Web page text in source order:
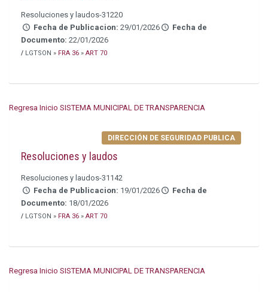
Resoluciones y laudos-31220
Fecha de Publicacion:29/01/2026
Fecha de
Documento: 22/01/2026
/ LGTSON » FRA 36 » ART 70
Regresa Inicio SISTEMA MUNICIPAL DE TRANSPARENCIA
DIRECCIÓN DE SEGURIDAD PUBLICA
Resoluciones y laudos
Resoluciones y laudos-31142
Fecha de Publicacion: 19/01/2026
Fecha de
Documento: 18/01/2026
/ LGTSON » FRA 36 » ART 70
Regresa Inicio SISTEMA MUNICIPAL DE TRANSPARENCIA